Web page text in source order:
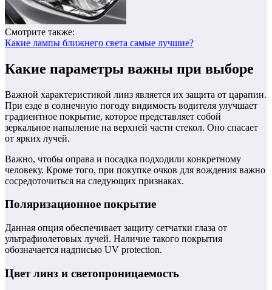
Смотрите также:
Какие лампы ближнего света самые лучшие?
Какие параметры важны при выборе
Важной характеристикой линз является их защита от царапин.
При езде в солнечную погоду видимость водителя улучшает
градиентное покрытие, которое представляет собой
зеркальное напыление на верхней части стекол. Оно спасает
от ярких лучей.
Важно, чтобы оправа и посадка подходили конкретному
человеку. Кроме того, при покупке очков для вождения важно
сосредоточиться на следующих признаках.
Поляризационное покрытие
Данная опция обеспечивает защиту сетчатки глаза от
ультрафиолетовых лучей. Наличие такого покрытия
обозначается надписью UV protection.
Цвет линз и светопроницаемость